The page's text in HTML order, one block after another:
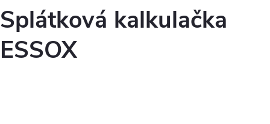
Splátková kalkulačka
ESSOX